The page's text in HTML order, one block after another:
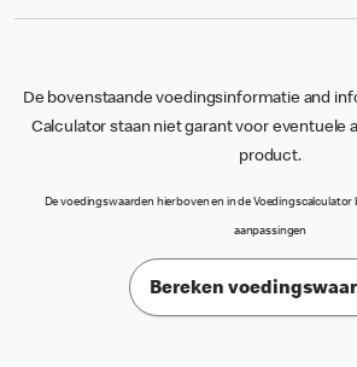
De bovenstaande voedingsinformatie and
Calculator staan niet garant voor eventuele
product.
De voedingswaarden hierboven en in de
aanpassingen
Bereken